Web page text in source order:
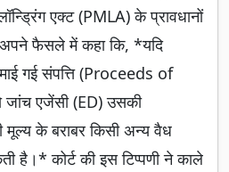
एक्ट (PMLA) के प्रावधानों
अपने फैसले में कहा कि, *यदि
गई संपत्ति (Proceeds of
जांच एजेंसी (ED) उसकी
मूल्य के बराबर किसी अन्य वैध
है।* कोर्ट की इस टिप्पणी ने काले